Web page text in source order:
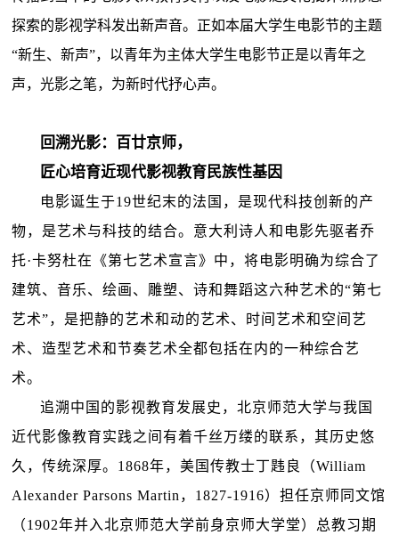
探索的影视学科发出新声音。正如本届大学生电影节的主题
“新生、新声”，以青年为主体大学生电影节正是以青年之
声，光影之笔，为新时代抒心声。
回溯光影：百廿京师，
匠心培育近现代影视教育民族性基因
电影诞生于19世纪末的法国，是现代科技创新的产
物，是艺术与科技的结合。意大利诗人和电影先驱者乔
托·卡努杜在《第七艺术宣言》中，将电影明确为综合了
建筑、音乐、绘画、雕塑、诗和舞蹈这六种艺术的“第七
艺术”，是把静的艺术和动的艺术、时间艺术和空间艺
术、造型艺术和节奏艺术全都包括在内的一种综合艺
术。
追溯中国的影视教育发展史，北京师范大学与我国
近代影像教育实践之间有着千丝万缕的联系，其历史悠
久，传统深厚。1868年，美国传教士丁韪良（William
Alexander Parsons Martin，1827-1916）担任京师同文馆
（1902年并入北京师范大学前身京师大学堂）总教习期